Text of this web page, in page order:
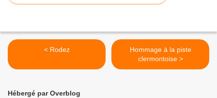
< Rodez
Hommage à la piste
clermontoise >
Hébergé par Overblog